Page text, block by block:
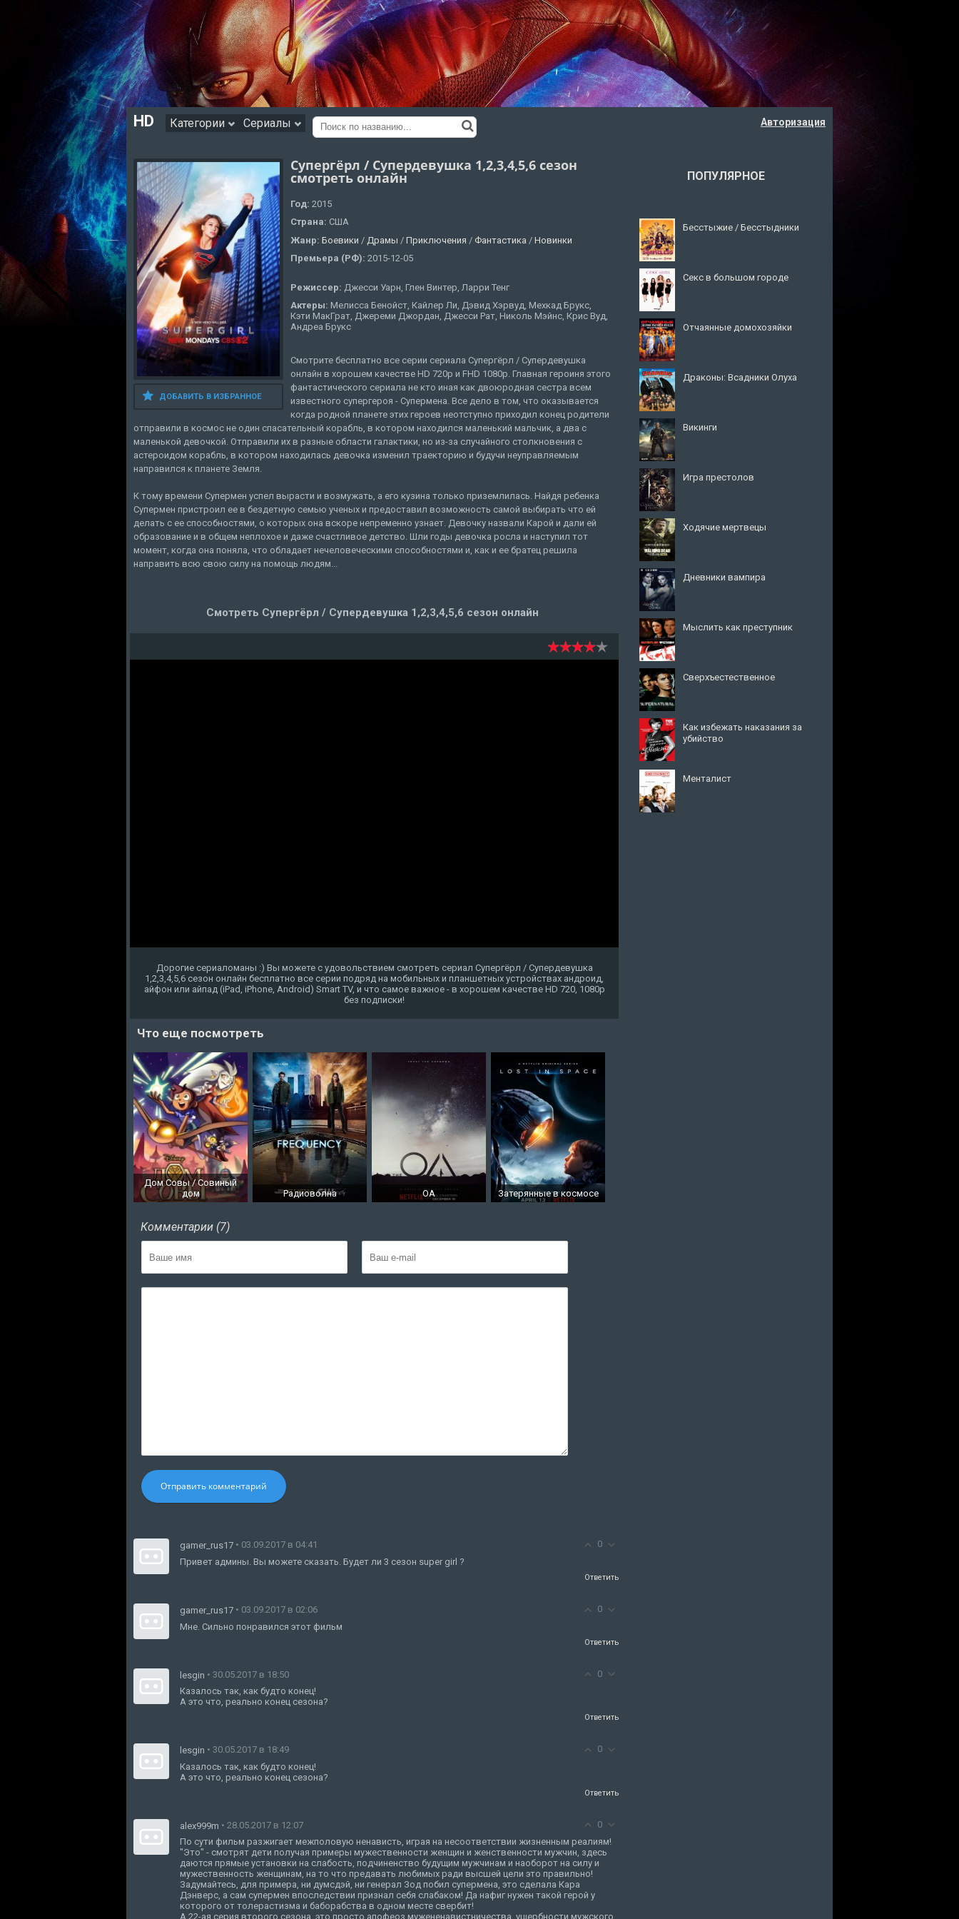
HD Категории Сериалы Авторизация
ДОБАВИТЬ В ИЗБРАННОЕ
Супергёрл / Супердевушка 1,2,3,4,5,6 сезон
смотреть онлайн
Год: 2015
Страна: США
Жанр: Боевики / Драмы / Приключения / Фантастика / Новинки
Премьера (РФ): 2015-12-05
Режиссер: Джесси Уарн, Глен Винтер, Ларри Тенг
Актеры: Мелисса Бенойст, Кайлер Ли, Дэвид Хэрвуд, Мехкад Брукс,
Кэти МакГрат, Джереми Джордан, Джесси Рат, Николь Мэйнс, Крис Вуд,
Андреа Брукс
Смотрите бесплатно все серии сериала Супергёрл / Супердевушка
онлайн в хорошем качестве HD 720p и FHD 1080p. Главная героиня этого
фантастического сериала не кто иная как двоюродная сестра всем
известного супергероя - Супермена. Все дело в том, что оказывается
когда родной планете этих героев неотступно приходил конец родители
отправили в космос не один спасательный корабль, в котором находился маленький мальчик, а два с
маленькой девочкой. Отправили их в разные области галактики, но из-за случайного столкновения с
астероидом корабль, в котором находилась девочка изменил траекторию и будучи неуправляемым
направился к планете Земля.
К тому времени Супермен успел вырасти и возмужать, а его кузина только приземлилась. Найдя ребенка
Супермен пристроил ее в бездетную семью ученых и предоставил возможность самой выбирать что ей
делать с ее способностями, о которых она вскоре непременно узнает. Девочку назвали Карой и дали ей
образование и в общем неплохое и даже счастливое детство. Шли годы девочка росла и наступил тот
момент, когда она поняла, что обладает нечеловеческими способностями и, как и ее братец решила
направить всю свою силу на помощь людям...
Смотреть Супергёрл / Супердевушка 1,2,3,4,5,6 сезон онлайн
Дорогие сериаломаны :) Вы можете с удовольствием смотреть сериал Супергёрл / Супердевушка
1,2,3,4,5,6 сезон онлайн бесплатно все серии подряд на мобильных и планшетных устройствах андроид,
айфон или айпад (iPad, iPhone, Android) Smart TV, и что самое важное - в хорошем качестве HD 720, 1080p
без подписки!
Что еще посмотреть
Дом Совы / Совиный
дом
Радиоволна ОА Затерянные в космосе
Комментарии (7)
Отправить комментарий
0
gamer_rus17 • 03.09.2017 в 04:41
Привет админы. Вы можете сказать. Будет ли 3 сезон super girl ?
Ответить
0
gamer_rus17 • 03.09.2017 в 02:06
Мне. Сильно понравился этот фильм
Ответить
0
lesgin • 30.05.2017 в 18:50
Казалось так, как будто конец!
А это что, реально конец сезона?
Ответить
0
lesgin • 30.05.2017 в 18:49
Казалось так, как будто конец!
А это что, реально конец сезона?
Ответить
0
alex999m • 28.05.2017 в 12:07
По сути фильм разжигает межполовую ненависть, играя на несоответствии жизненным реалиям!
"Это" - смотрят дети получая примеры мужественности женщин и женственности мужчин, здесь
даются прямые установки на слабость, подчиненство будущим мужчинам и наоборот на силу и
мужественность женщинам, на то что предавать любимых ради высшей цели это правильно!
Задумайтесь, для примера, ни думсдэй, ни генерал Зод побил супермена, это сделала Кара
Дэнверс, а сам супермен впоследствии признал себя слабаком! Да нафиг нужен такой герой у
которого от толерастизма и баборабства в одном месте свербит!
А 22-ая серия второго сезона, это просто апофеоз мужененавистничества, ущербности мужского
ПОПУЛЯРНОЕ
Бесстыжие / Бесстыдники
Секс в большом городе
Отчаянные домохозяйки
Драконы: Всадники Олуха
Викинги
Игра престолов
Ходячие мертвецы
Дневники вампира
Мыслить как преступник
Сверхъестественное
Как избежать наказания за
убийство
Менталист